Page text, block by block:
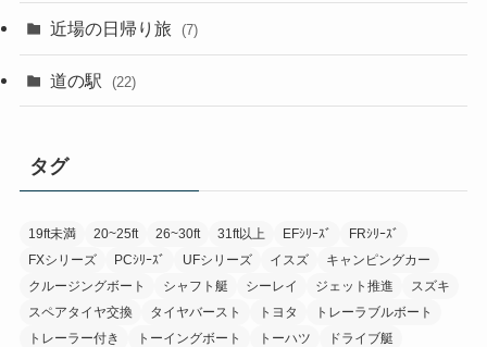
近場の日帰り旅 (7)
道の駅 (22)
タグ
19ft未満 20~25ft 26~30ft 31ft以上 EFｼﾘｰｽﾞ
FRｼﾘｰｽﾞ
FXシリーズ
PCｼﾘｰｽﾞ UFシリーズ イスズ
キャンピングカー
クルージングボート
シャフト艇 シーレイ ジェット推進
スズキ
スペアタイヤ交換
タイヤバースト トヨタ
トレーラブルボート
トレーラー付き
トーイングボート トーハツ
ドライブ艇